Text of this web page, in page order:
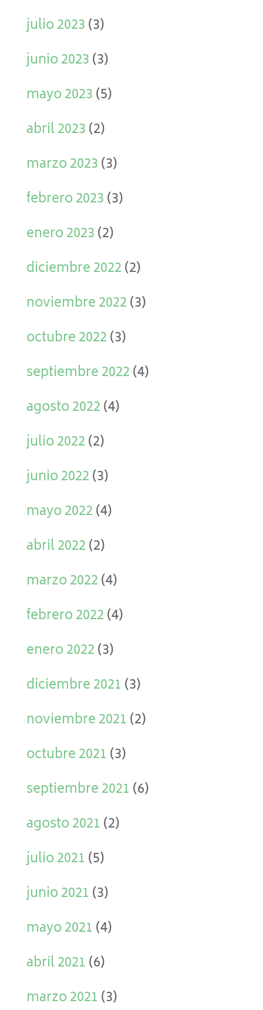
julio 2023(3)
junio 2023(3)
mayo 2023(5)
abril 2023(2)
marzo 2023(3)
febrero 2023(3)
enero 2023(2)
diciembre 2022(2)
noviembre 2022(3)
octubre 2022(3)
septiembre 2022(4)
agosto 2022(4)
julio 2022(2)
junio 2022(3)
mayo 2022(4)
abril 2022(2)
marzo 2022(4)
febrero 2022(4)
enero 2022(3)
diciembre 2021 (3)
noviembre 2021 (2)
octubre 2021 (3)
septiembre 2021 (6)
agosto 2021 (2)
julio 2021 (5)
junio 2021 (3)
mayo 2021 (4)
abril 2021 (6)
marzo 2021 (3)